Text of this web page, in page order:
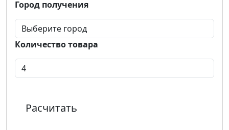
Город получения
Количество товара
Расчитать